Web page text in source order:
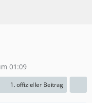
01:09
1. offizieller Beitrag